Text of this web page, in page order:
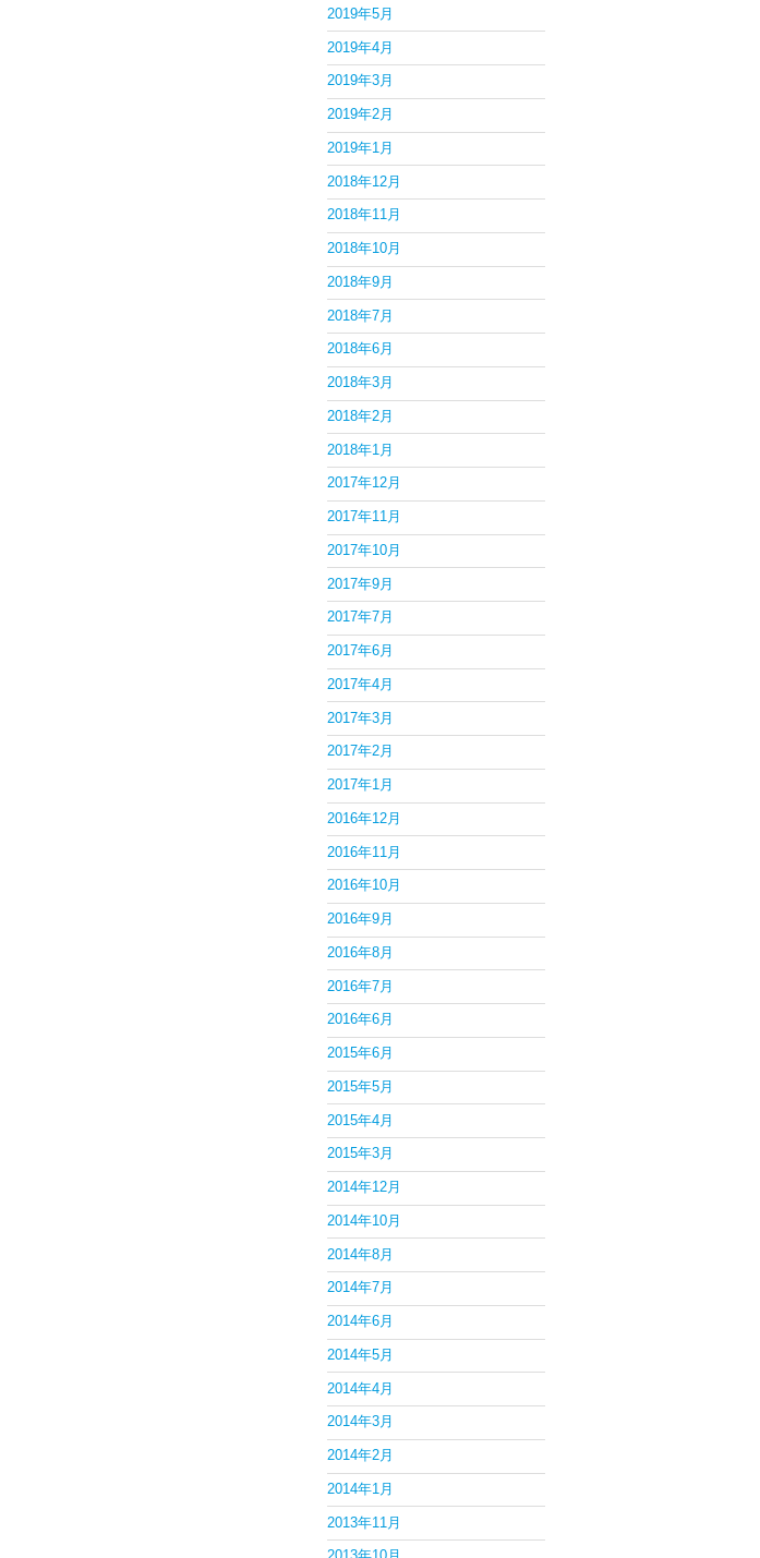
2019年5月
2019年4月
2019年3月
2019年2月
2019年1月
2018年12月
2018年11月
2018年10月
2018年9月
2018年7月
2018年6月
2018年3月
2018年2月
2018年1月
2017年12月
2017年11月
2017年10月
2017年9月
2017年7月
2017年6月
2017年4月
2017年3月
2017年2月
2017年1月
2016年12月
2016年11月
2016年10月
2016年9月
2016年8月
2016年7月
2016年6月
2015年6月
2015年5月
2015年4月
2015年3月
2014年12月
2014年10月
2014年8月
2014年7月
2014年6月
2014年5月
2014年4月
2014年3月
2014年2月
2014年1月
2013年11月